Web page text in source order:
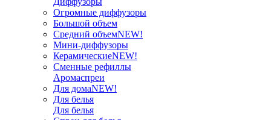
Огромные диффузоры
Большой объем
Средний объемNEW!
Мини-диффузоры
КерамическиеNEW!
Сменные рефиллы
Аромаспреи
Для домаNEW!
Для белья
Для белья